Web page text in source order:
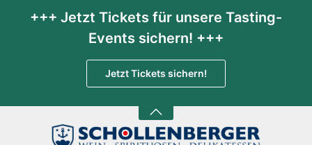
+++ Jetzt Tickets für unsere Tasting-
Events sichern! +++
Jetzt Tickets sichern!